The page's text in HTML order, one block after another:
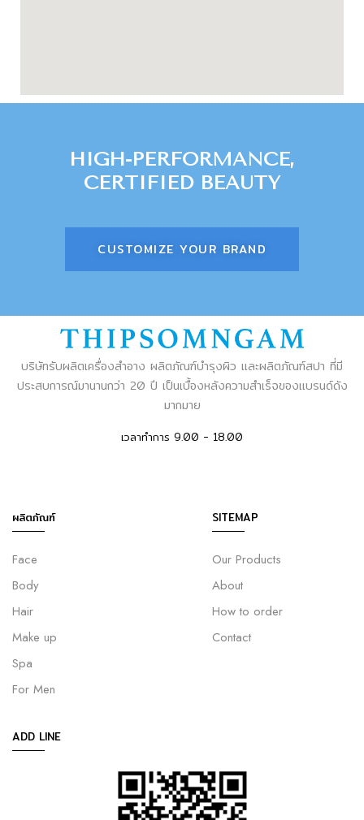
HIGH-PERFORMANCE,
CERTIFIED BEAUTY
CUSTOMIZE YOUR BRAND
บริษัทรับผลิตเครื่องสำอาง ผลิตภัณฑ์บำรุงผิว และผลิตภัณฑ์สปา ที่มี
ประสบการณ์มานานกว่า 20 ปี เป็นเบื้องหลังความสำเร็จของแบรนด์ดัง
มากมาย
เวลาทำการ 9.00 - 18.00
ผลิตภัณฑ์
Face
Body
Hair
Make up
Spa
For Men
SITEMAP
Our Products
About
How to order
Contact
ADD LINE